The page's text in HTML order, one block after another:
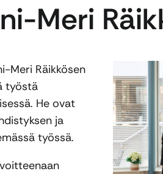
Meri
Meri Räikkösen
työstä
He ovat
ja
työssä.